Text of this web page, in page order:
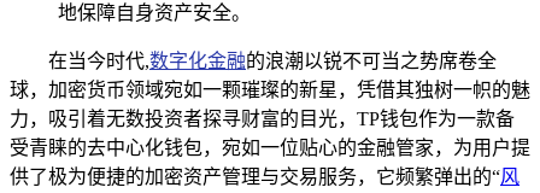
地保障自身资产安全。
在当今时代,数字化金融的浪潮以锐不可当之势席卷全
球，加密货币领域宛如一颗璀璨的新星，凭借其独树一帜的魅
力，吸引着无数投资者探寻财富的目光，TP钱包作为一款备
受青睐的去中心化钱包，宛如一位贴心的金融管家，为用户提
供了极为便捷的加密资产管理与交易服务，它频繁弹出的“风